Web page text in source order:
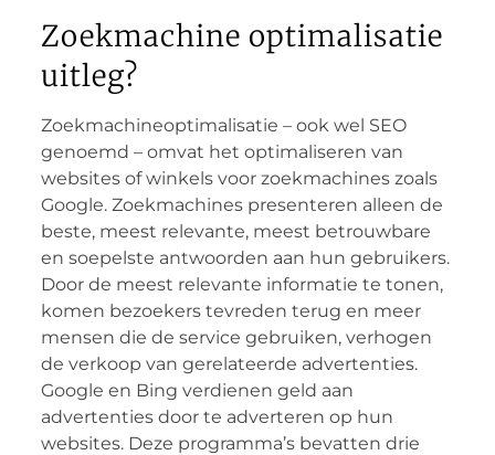
Zoekmachine optimalisatie
uitleg?
Zoekmachineoptimalisatie – ook wel SEO
genoemd – omvat het optimaliseren van
websites of winkels voor zoekmachines zoals
Google. Zoekmachines presenteren alleen de
beste, meest relevante, meest betrouwbare
en soepelste antwoorden aan hun gebruikers.
Door de meest relevante informatie te tonen,
komen bezoekers tevreden terug en meer
mensen die de service gebruiken, verhogen
de verkoop van gerelateerde advertenties.
Google en Bing verdienen geld aan
advertenties door te adverteren op hun
websites. Deze programma’s bevatten drie